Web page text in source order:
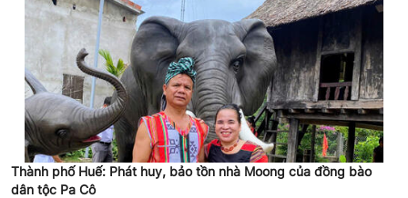
Thành phố Huế: Phát huy, bảo tồn nhà Moong của đồng bào
dân tộc Pa Cô